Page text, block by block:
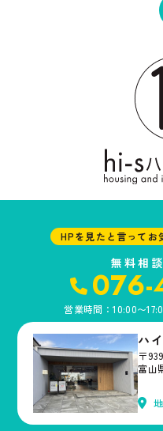
HPを見たと言ってお
無料相
076-
営業時間：10:00〜
ハ
〒
富山